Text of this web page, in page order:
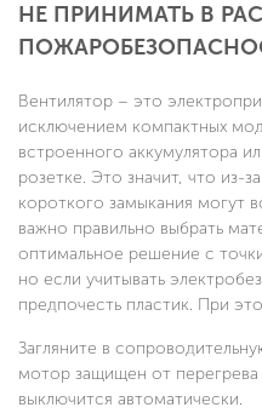
НЕ ПРИНИМАТЬ В
Вентилятор – это
исключением компактных
встроенного аккумулятора
розетке. Это значит, что из-
короткого замыкания могут
важно правильно выбрать
оптимальное решение с
но если учитывать
предпочесть пластик. При
Загляните в
мотор защищен от перегрева
выключится автоматически.